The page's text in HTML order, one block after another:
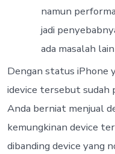
namun
jadi
ada masalah
Dengan status iPhone
idevice tersebut sudah
Anda berniat menjual
kemungkinan device
dibanding device yang